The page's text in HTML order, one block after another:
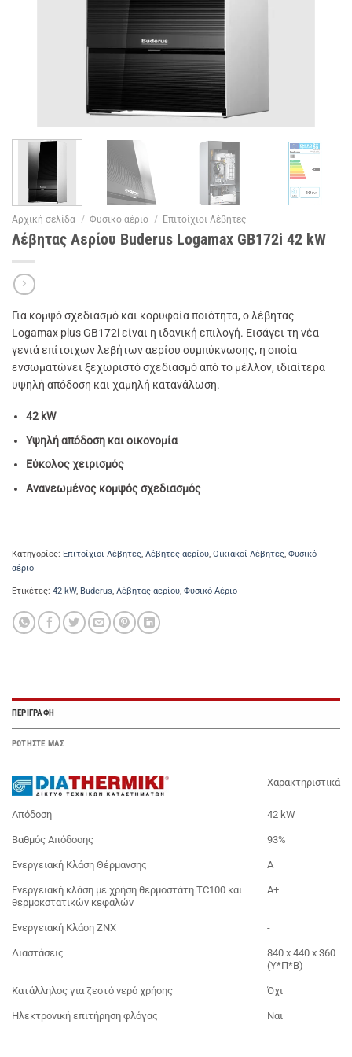
Αρχική σελίδα / Φυσικό αέριο / Επιτοίχιοι Λέβητες
Λέβητας Αερίου Buderus Logamax GB172i 42 kW
Για κομψό σχεδιασμό και κορυφαία ποιότητα, ο λέβητας
Logamax plus GB172i είναι η ιδανική επιλογή. Εισάγει τη νέα
γενιά επίτοιχων λεβήτων αερίου συμπύκνωσης, η οποία
ενσωματώνει ξεχωριστό σχεδιασμό από το μέλλον, ιδιαίτερα
υψηλή απόδοση και χαμηλή κατανάλωση.
42 kW
Υψηλή απόδοση και οικονομία
Εύκολος χειρισμός
Ανανεωμένος κομψός σχεδιασμός
Κατηγορίες: Επιτοίχιοι Λέβητες, Λέβητες αερίου, Οικιακοί Λέβητες, Φυσικό
αέριο
Ετικέτες: 42 kW, Buderus, Λέβητας αερίου, Φυσικό Αέριο
ΠΕΡΙΓΡΑΦΉ
ΡΩΤΗΣΤΕ ΜΑΣ
Χαρακτηριστικά
Απόδοση 42 kW
Βαθμός Απόδοσης 93%
Ενεργειακή Κλάση Θέρμανσης Α
Ενεργειακή κλάση με χρήση θερμοστάτη TC100 και
θερμοκστατικών κεφαλών
Α+
Ενεργειακή Κλάση ΖΝΧ -
Διαστάσεις
840 x 440 x 360
(Y*Π*Β)
Κατάλληλος για ζεστό νερό χρήσης Όχι
Ηλεκτρονική επιτήρηση φλόγας Ναι